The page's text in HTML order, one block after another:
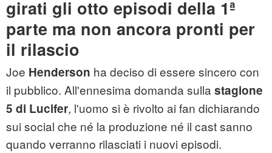
girati gli otto episodi della 1ª
parte ma non ancora pronti per
il rilascio
Joe Henderson ha deciso di essere sincero con
il pubblico. All'ennesima domanda sulla stagione
5 di Lucifer, l'uomo si è rivolto ai fan dichiarando
sui social che né la produzione né il cast sanno
quando verranno rilasciati i nuovi episodi.